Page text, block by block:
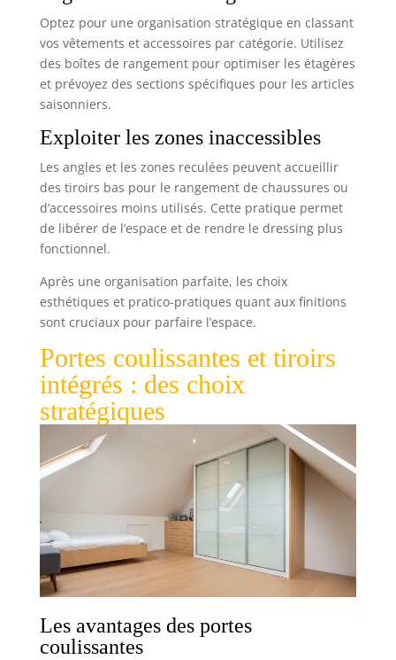
Optez pour une organisation stratégique en classant
vos vêtements et accessoires par catégorie. Utilisez
des boîtes de rangement pour optimiser les étagères
et prévoyez des sections spécifiques pour les articles
saisonniers.
Exploiter les zones inaccessibles
Les angles et les zones reculées peuvent accueillir
des tiroirs bas pour le rangement de chaussures ou
d’accessoires moins utilisés. Cette pratique permet
de libérer de l’espace et de rendre le dressing plus
fonctionnel.
Après une organisation parfaite, les choix
esthétiques et pratico-pratiques quant aux finitions
sont cruciaux pour parfaire l’espace.
Portes coulissantes et tiroirs
intégrés : des choix
stratégiques
Les avantages des portes
coulissantes